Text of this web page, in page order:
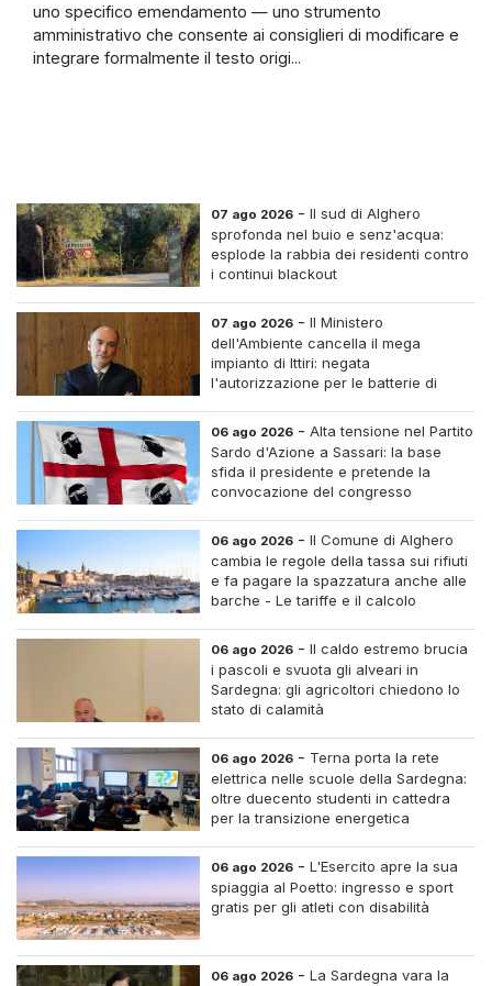
uno specifico emendamento — uno strumento
amministrativo che consente ai consiglieri di modificare e
integrare formalmente il testo origi...
07 ago 2026 -Il sud di Alghero
sprofonda nel buio e senz'acqua:
esplode la rabbia dei residenti contro
i continui blackout
07 ago 2026 -Il Ministero
dell'Ambiente cancella il mega
impianto di Ittiri: negata
l'autorizzazione per le batterie di
06 ago 2026 -Alta tensione nel Partito
Sardo d'Azione a Sassari: la base
sfida il presidente e pretende la
convocazione del congresso
06 ago 2026 -Il Comune di Alghero
cambia le regole della tassa sui rifiuti
e fa pagare la spazzatura anche alle
barche - Le tariffe e il calcolo
06 ago 2026 -Il caldo estremo brucia
i pascoli e svuota gli alveari in
Sardegna: gli agricoltori chiedono lo
stato di calamità
06 ago 2026 - Terna porta la rete
elettrica nelle scuole della Sardegna:
oltre duecento studenti in cattedra
per la transizione energetica
06 ago 2026 -L'Esercito apre la sua
spiaggia al Poetto: ingresso e sport
gratis per gli atleti con disabilità
06 ago 2026 -La Sardegna vara la